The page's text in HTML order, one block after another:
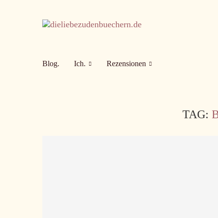
Blog. Ich. Rezensionen
TAG: